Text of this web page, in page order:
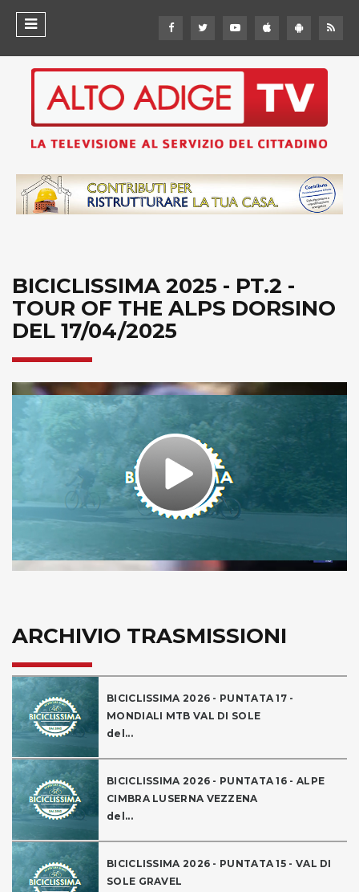
BICICLISSIMA 2025 - PT.2 -
TOUR OF THE ALPS DORSINO
DEL 17/04/2025
Play
ARCHIVIO TRASMISSIONI
BICICLISSIMA 2026 - PUNTATA 17 -
MONDIALI MTB VAL DI SOLE
del...
BICICLISSIMA 2026 - PUNTATA 16 - ALPE
CIMBRA LUSERNA VEZZENA
del...
BICICLISSIMA 2026 - PUNTATA 15 - VAL DI
SOLE GRAVEL